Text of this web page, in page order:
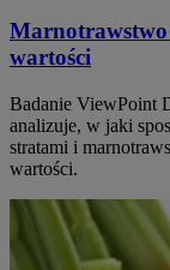
Marnotrawstwo
wartości
Badanie ViewPoint
analizuje, w jaki
stratami i
wartości.